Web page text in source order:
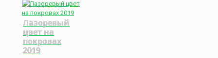
Лазоревый
цвет на
покровах
2019